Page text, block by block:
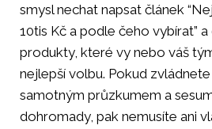
smysl nechat napsat článek
10tis Kč a podle čeho vybírat”
produkty, které vy nebo váš
nejlepší volbu. Pokud
samotným průzkumem a
dohromady, pak nemusíte ani